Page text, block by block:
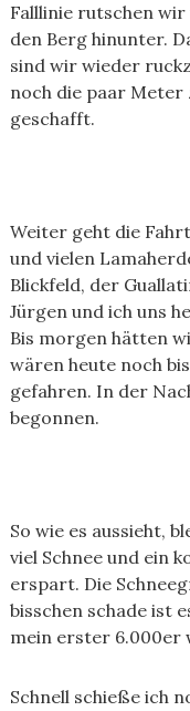
Falllinie rutschen wir
den Berg hinunter.
sind wir wieder
noch die paar Meter
geschafft.
Weiter geht die
und vielen
Blickfeld, der
Jürgen und ich uns
Bis morgen hätten
wären heute noch
gefahren. In der
begonnen.
So wie es aussieht,
viel Schnee und ein
erspart. Die
bisschen schade ist
mein erster 6.000er
Schnell schieße ich